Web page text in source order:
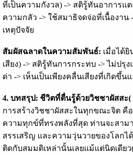
ที่เป็นความกังวล) -> สติรู้ทันอาการแ
ความกลัว -> ใช้สมาธิจดจ่อที่เนื้องา
เหตุปัจจัย
สัมผัสฉลาดในความสัมพันธ์: เมื่อได้
เสียง) -> สติรู้ทันการกระทบ -> ไม่ปรุ
ด่า -> เห็นเป็นเพียงคลื่นเสียงที่เกิดขึ้น
4. บทสรุป: ชีวิตที่ตื่นรู้ด้วยวิชชาผัสสะ
การสร้างวิชชาผัสสะในทุกขณะจิต คือ
ความทุกข์ที่ทรงพลังที่สุด ท่านจะสาม
สรรเสริญ และความวุ่นวายของโลกไ
ติดกับสมมติเหล่านั้นเลยแม้แต่นิดเดียว